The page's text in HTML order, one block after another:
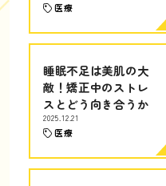
医療
睡眠不足は美肌の大
敵！矯正中のストレ
スとどう向き合うか
2025.12.21
医療